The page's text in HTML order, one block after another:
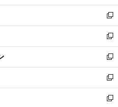
開
く
ウ
で
開
く
ン
ド
ウ
で
開
く
新
し
い
ウ
ィ
ン
ド
ウ
で
新
し
い
ウ
ィ
ン
ド
新
し
い
ウ
ィ
新
し
い
新